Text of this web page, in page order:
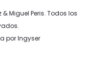
Miguel Peris. Todos los
por Ingyser